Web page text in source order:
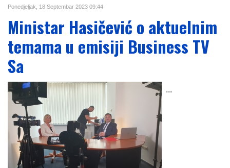
Ponedjeljak, 18 Septembar 2023 09:44
Ministar Hasičević o aktuelnim
temama u emisiji Business TV
Sa
...